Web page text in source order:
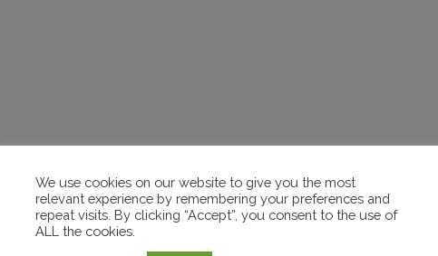
We use cookies on our website to give you the most
relevant experience by remembering your preferences and
repeat visits. By clicking “Accept”, you consent to the use of
ALL the cookies.